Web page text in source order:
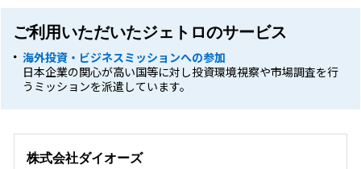
ご利用いただいたジェトロのサービス
海外投資・ビジネスミッションへの参加
日本企業の関心が高い国等に対し投資環境視察や市場調査を行
うミッションを派遣しています。
株式会社ダイオーズ